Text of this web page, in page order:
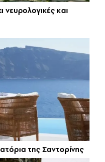
νευρολογικές και
της Σαντορίνης